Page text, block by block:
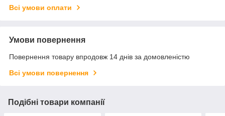
Всі умови оплати
Умови повернення
Повернення товару впродовж 14 днів за домовленістю
Всі умови повернення
Подібні товари компанії